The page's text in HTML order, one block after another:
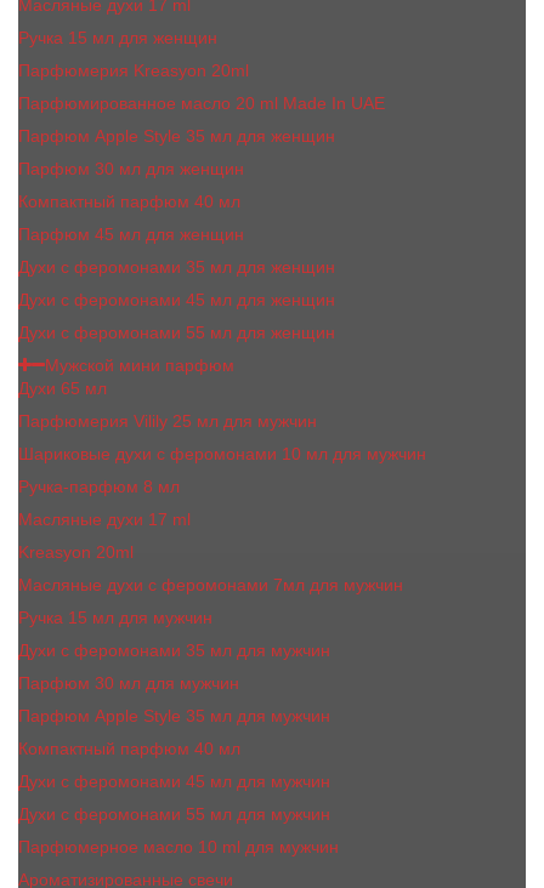
Масляные духи 17 ml
Ручка 15 мл для женщин
Парфюмерия Kreasyon 20ml
Парфюмированное масло 20 ml Made In UAE
Парфюм Apple Style 35 мл для женщин
Парфюм 30 мл для женщин
Компактный парфюм 40 мл
Парфюм 45 мл для женщин
Духи с феромонами 35 мл для женщин
Духи с феромонами 45 мл для женщин
Духи с феромонами 55 мл для женщин
Мужской мини парфюм
Духи 65 мл
Парфюмерия Vilily 25 мл для мужчин
Шариковые духи с феромонами 10 мл для мужчин
Ручка-парфюм 8 мл
Масляные духи 17 ml
Kreasyon 20ml
Масляные духи c феромонами 7мл для мужчин
Ручка 15 мл для мужчин
Духи с феромонами 35 мл для мужчин
Парфюм 30 мл для мужчин
Парфюм Apple Style 35 мл для мужчин
Компактный парфюм 40 мл
Духи с феромонами 45 мл для мужчин
Духи с феромонами 55 мл для мужчин
Парфюмерное масло 10 ml для мужчин
Ароматизированные свечи